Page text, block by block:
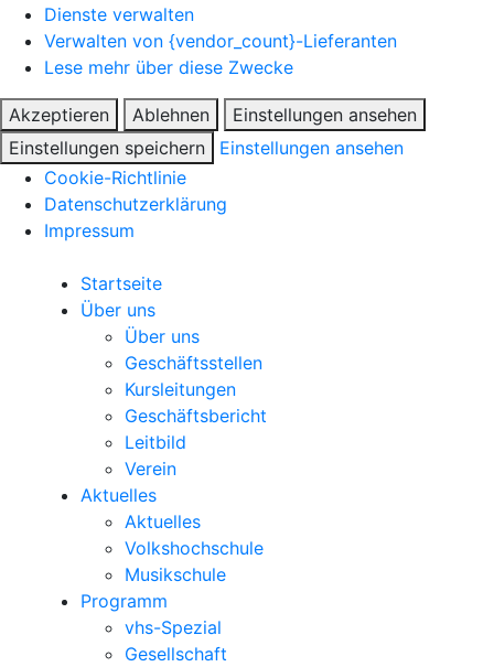
Dienste verwalten
Verwalten von {vendor_count}-Lieferanten
Lese mehr über diese Zwecke
Akzeptieren Ablehnen
Einstellungen ansehen
Einstellungen speichern
Einstellungen ansehen
Cookie-Richtlinie
Datenschutzerklärung
Impressum
Startseite
Über uns
Über uns
Geschäftsstellen
Kursleitungen
Geschäftsbericht
Leitbild
Verein
Aktuelles
Aktuelles
Volkshochschule
Musikschule
Programm
vhs-Spezial
Gesellschaft